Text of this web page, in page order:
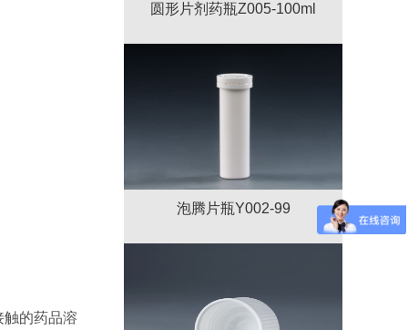
圆形片剂药瓶Z005-100ml
泡腾片瓶Y002-99
的药品溶